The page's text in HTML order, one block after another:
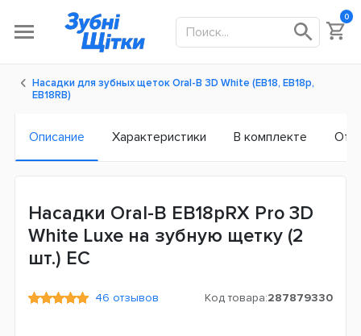
0
Насадки для зубных щеток Oral-B 3D White (EB18, EB18p,
EB18RB)
Описание Характеристики В комплекте
Насадки Oral-B EB18pRX Pro 3D
White Luxe на зубную щетку (2
шт.) ЕС
46 отзывов Код товара:287879330